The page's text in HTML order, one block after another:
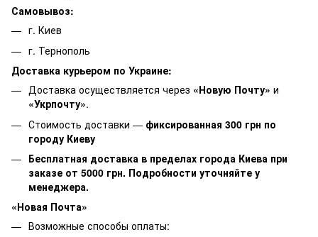
Самовывоз:
г. Киев
г. Тернополь
Доставка курьером по Украине:
Доставка осуществляется через «Новую Почту» и
«Укрпочту».
Стоимость доставки — фиксированная 300 грн по
городу Киеву
Бесплатная доставка в пределах города Киева при
заказе от 5000 грн. Подробности уточняйте у
менеджера.
«Новая Почта»
Возможные способы оплаты: